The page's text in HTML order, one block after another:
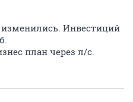
Инвестиций
план через л/с.